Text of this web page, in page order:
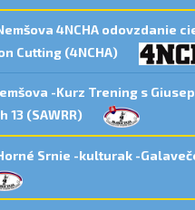
4NCHA odovzdanie
Cutting (4NCHA)
-Kurz Trening s
13 (SAWRR)
Srnie -kulturak -